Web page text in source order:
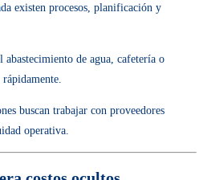
existen procesos, planificación y
abastecimiento de agua, cafetería o
buscan trabajar con proveedores
operativa.